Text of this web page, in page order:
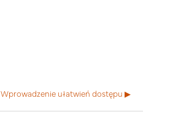
Wprowadzenie ułatwień dostępu ▶︎